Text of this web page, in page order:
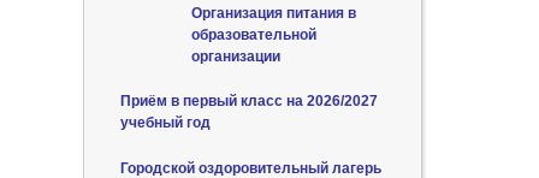
Организация питания в
образовательной
организации
Приём в первый класс на 2026/2027
учебный год
Городской оздоровительный лагерь